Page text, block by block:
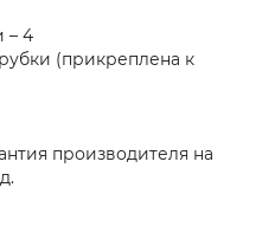
– 4
(прикреплена к
производителя на